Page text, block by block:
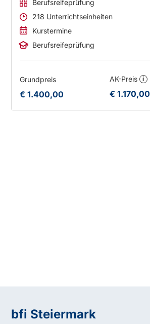
Berufsreifeprüfung
218 Unterrichtseinheiten
Kurstermine
Berufsreifeprüfung
Grundpreis
€ 1.400,00
AK-Preis i
€ 1.170,00
bfi Steiermark